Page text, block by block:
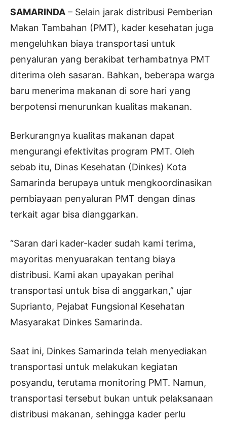
SAMARINDA – Selain jarak distribusi Pemberian
Makan Tambahan (PMT), kader kesehatan juga
mengeluhkan biaya transportasi untuk
penyaluran yang berakibat terhambatnya PMT
diterima oleh sasaran. Bahkan, beberapa warga
baru menerima makanan di sore hari yang
berpotensi menurunkan kualitas makanan.
Berkurangnya kualitas makanan dapat
mengurangi efektivitas program PMT. Oleh
sebab itu, Dinas Kesehatan (Dinkes) Kota
Samarinda berupaya untuk mengkoordinasikan
pembiayaan penyaluran PMT dengan dinas
terkait agar bisa dianggarkan.
“Saran dari kader-kader sudah kami terima,
mayoritas menyuarakan tentang biaya
distribusi. Kami akan upayakan perihal
transportasi untuk bisa di anggarkan,” ujar
Suprianto, Pejabat Fungsional Kesehatan
Masyarakat Dinkes Samarinda.
Saat ini, Dinkes Samarinda telah menyediakan
transportasi untuk melakukan kegiatan
posyandu, terutama monitoring PMT. Namun,
transportasi tersebut bukan untuk pelaksanaan
distribusi makanan, sehingga kader perlu